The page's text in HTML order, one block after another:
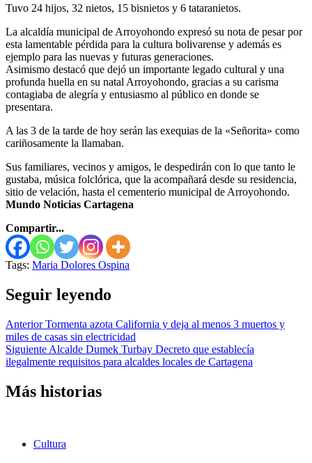
Tuvo 24 hijos, 32 nietos, 15 bisnietos y 6 tataranietos.
La alcaldía municipal de Arroyohondo expresó su nota de pesar por
esta lamentable pérdida para la cultura bolivarense y además es
ejemplo para las nuevas y futuras generaciones.
Asimismo destacó que dejó un importante legado cultural y una
profunda huella en su natal Arroyohondo, gracias a su carisma
contagiaba de alegría y entusiasmo al público en donde se
presentara.
A las 3 de la tarde de hoy serán las exequias de la «Señorita» como
cariñosamente la llamaban.
Sus familiares, vecinos y amigos, le despedirán con lo que tanto le
gustaba, música folclórica, que la acompañará desde su residencia,
sitio de velación, hasta el cementerio municipal de Arroyohondo.
Mundo Noticias Cartagena
Compartir...
Tags: Maria Dolores Ospina
Seguir leyendo
AnteriorTormenta azota California y deja al menos 3 muertos y
miles de casas sin electricidad
Siguiente Alcalde Dumek Turbay Decreto que establecía
ilegalmente requisitos para alcaldes locales de Cartagena
Más historias
Cultura